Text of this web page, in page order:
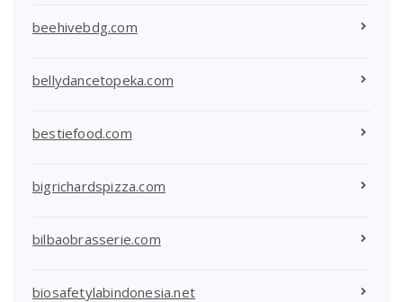
beehivebdg.com
bellydancetopeka.com
bestiefood.com
bigrichardspizza.com
bilbaobrasserie.com
biosafetylabindonesia.net